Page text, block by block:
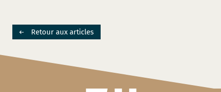
Retour aux articles